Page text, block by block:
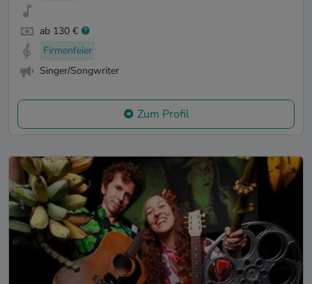
ab 130 €
Firmenfeier
Singer/Songwriter
Zum Profil